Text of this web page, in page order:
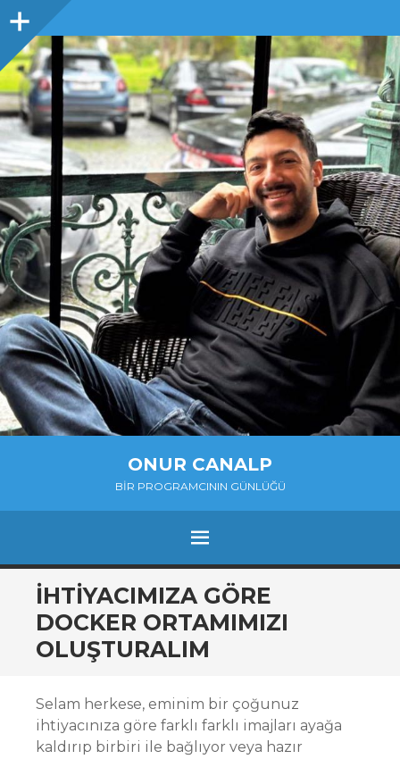
Sidebar
ONUR CANALP
BIR PROGRAMCININ GÜNLÜĞÜ
MENU
SKIP
TO
CONTENT
İHTIYACIMIZA GÖRE
DOCKER ORTAMIMIZI
OLUŞTURALIM
Selam herkese, eminim bir çoğunuz
ihtiyacınıza göre farklı farklı imajları ayağa
kaldırıp birbiri ile bağlıyor veya hazır